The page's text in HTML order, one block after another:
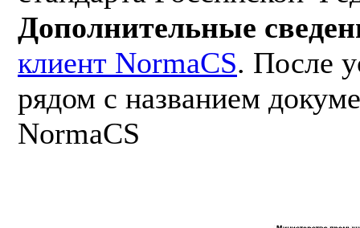
Дополнительные
клиент NormaCS. После
рядом с названием
NormaCS